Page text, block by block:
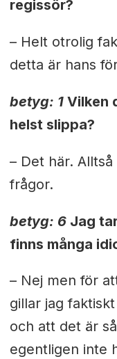
regissör?
– Helt otrolig
detta är hans
betyg: 1Vilken
helst slippa?
– Det här.
frågor.
betyg: 6Jag
finns många
– Nej men för
gillar jag
och att det är
egentligen inte